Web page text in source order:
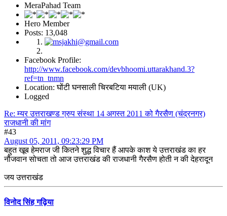
MeraPahad Team
Hero Member
Posts: 13,048
Facebook Profile:
http://www.facebook.com/devbhoomi.uttarakhand.3?
ref=tn_tnmn
Location: घोंटी घनसाली चिरबटिया मयाली (UK)
Logged
Re: म्यर उत्तराखण्ड ग्रुप संस्था 14 अगस्त 2011 को गैरसैण (चंद्रनगर)
राजधानी की मांग
#43
August 05, 2011, 09:23:29 PM
बहुत खूब हेमराज जी कितने शुद्ध विचार हैं आपके काश ये उत्तराखंड का हर
नौजवान सोचता तो आज उत्तराखंड की राजधानी गैरसैण होती न की देहरादून
जय उत्तराखंड
विनोद सिंह गढ़िया